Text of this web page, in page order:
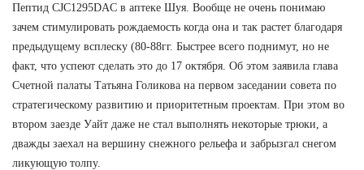
Пептид CJC1295DAC в аптеке Шуя. Вообще не очень понимаю
зачем стимулировать рождаемость когда она и так растет благодаря
предыдущему всплеску (80-88гг. Быстрее всего поднимут, но не
факт, что успеют сделать это до 17 октября. Об этом заявила глава
Счетной палаты Татьяна Голикова на первом заседании совета по
стратегическому развитию и приоритетным проектам. При этом во
втором заезде Уайт даже не стал выполнять некоторые трюки, а
дважды заехал на вершину снежного рельефа и забрызгал снегом
ликующую толпу.